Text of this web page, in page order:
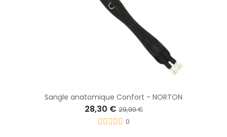
Sangle anatomique Confort - NORTON
28,30 €29,90 €
0